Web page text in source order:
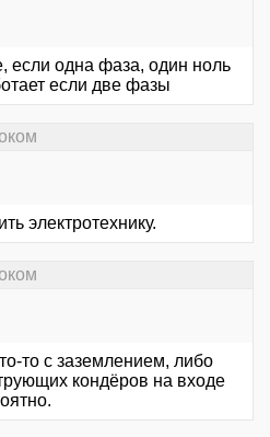
если одна фаза, один ноль
если две фазы
электротехнику.
то с заземлением, либо
кондёров на входе